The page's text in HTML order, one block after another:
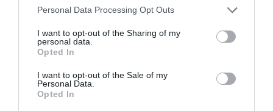
Personal Data Processing Opt Outs
I want to opt-out of the Sharing of my
personal data.
Opted In
I want to opt-out of the Sale of my
Personal Data.
Opted In
mentale et équilibre